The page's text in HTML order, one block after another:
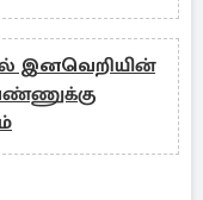
இனவெறியின்